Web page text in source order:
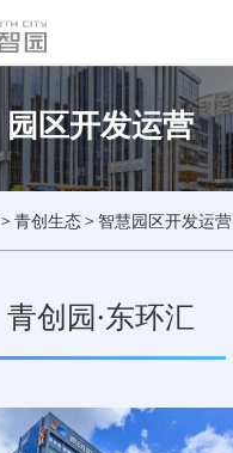
园区开发运营
>青创生态> 智慧园区开发运营
青创园·东环汇